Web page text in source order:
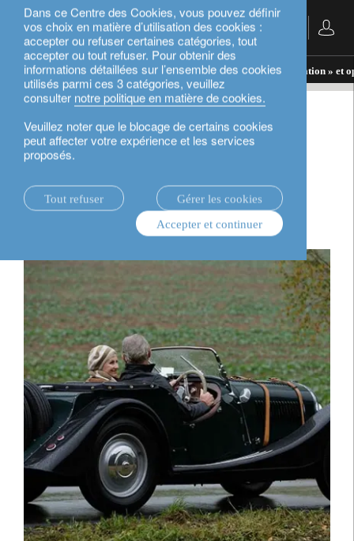
Dans ce Centre des Cookies, vous pouvez définir
vos choix en matière d’utilisation des cookies :
accepter ou refuser certaines catégories, tout
accepter ou tout refuser. Pour obtenir des
informations détaillées sur l’ensemble des cookies
utilisés parmi ces 3 catégories, veuillez
consulter notre politique en matière de cookies.
Veuillez noter que le blocage de certains cookies
peut affecter votre expérience et les services
proposés.
Tout refuser
Gérer les cookies
Accepter et continuer
Français
actualités. rethink sustainability « Silver génération » et
rethink sustainability
« Silver génération » et
opportunités en or